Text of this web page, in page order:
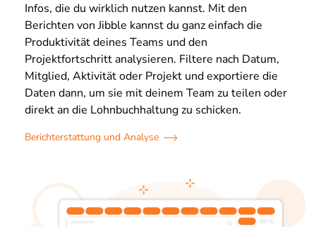
Infos, die du wirklich nutzen kannst. Mit den
Berichten von Jibble kannst du ganz einfach die
Produktivität deines Teams und den
Projektfortschritt analysieren. Filtere nach Datum,
Mitglied, Aktivität oder Projekt und exportiere die
Daten dann, um sie mit deinem Team zu teilen oder
direkt an die Lohnbuchhaltung zu schicken.
Berichterstattung und Analyse